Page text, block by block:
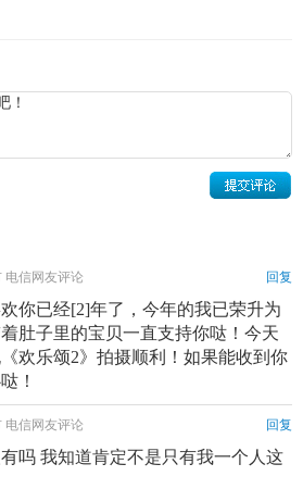
料简介 杨烁和王黎雯照片
合拍的电视剧《爱在左，情在右》
磊。
演的电视剧《天地民心》中饰演保
孔笙导演的抗日题材电视剧《生死
风。
电视剧《成长》，饰演罗天阳。
《我是特种兵》第一部中饰演毒枭马
作电视剧《徽骆驼》，饰演赵金龙；
电信网友评论 回复
你已经[2]年了，今年的我已荣升为
肚子里的宝贝一直支持你哒！今天
欢乐颂2》拍摄顺利！如果能收到你
！
电信网友评论 回复
吗 我知道肯定不是只有我一个人这